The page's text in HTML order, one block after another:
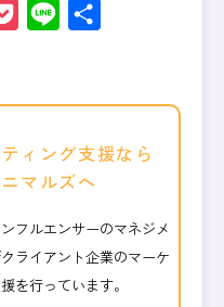
Pocket Line
ィング支援なら
マルズへ
フルエンサーのマネジメ
ライアント企業のマーケ
を行っています。